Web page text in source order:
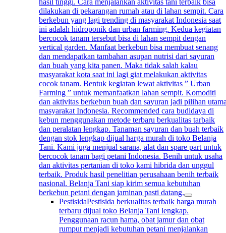
hasil tinggi. Cara menjalankan aktivitas tani terbaik bisa
dilakukan di pekarangan rumah atau di lahan sempit. Cara
berkebun yang lagi trending di masyarakat Indonesia saat
ini adalah hidroponik dan urban farming. Kedua kegiatan
bercocok tanam tersebut bisa di lahan sempit dengan
vertical garden. Manfaat berkebun bisa membuat senang
dan mendapatkan tambahan asupan nutrisi dari sayuran
dan buah yang kita panen. Maka tidak salah kalau
masyarakat kota saat ini lagi giat melakukan aktivitas
cocok tanam. Bentuk kegiatan lewat aktivitas ” Urban
Farming ” untuk memanfaatkan lahan sempit. Komoditi
dan aktivitas berkebun buah dan sayuran jadi pilihan
masyarakat Indonesia. Recommended cara budidaya di
kebun menggunakan metode terbaru berkualitas tarbaik
dan peralatan lengkap. Tanaman sayuran dan buah terbaik
dengan stok lengkap dijual harga murah di toko Belanja
Tani. Kami juga menjual sarana, alat dan spare part untuk
bercocok tanam bagi petani Indonesia. Benih untuk usaha
dan aktivitas pertanian di toko kami hibrida dan unggul
terbaik. Produk hasil penelitian perusahaan benih terbaik
nasional. Belanja Tani siap kirim semua kebutuhan
berkebun petani dengan jaminan pasti datang.
PestisidaPestisida berkualitas terbaik harga murah
terbaru dijual toko Belanja Tani lengkap.
Penggunaan racun hama, obat jamur dan obat
rumput menjadi kebutuhan petani menjalankan